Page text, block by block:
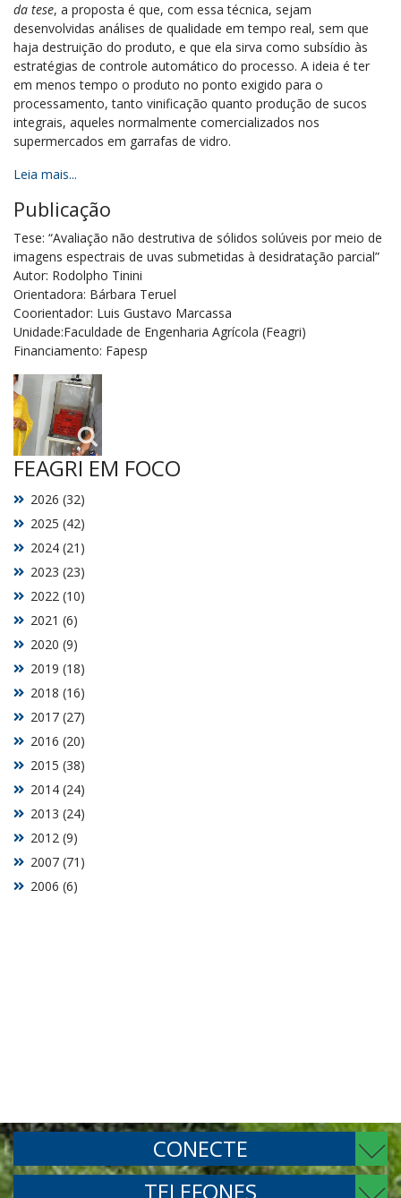
da tese, a proposta é que, com essa técnica, sejam
desenvolvidas análises de qualidade em tempo real, sem que
haja destruição do produto, e que ela sirva como subsídio às
estratégias de controle automático do processo. A ideia é ter
em menos tempo o produto no ponto exigido para o
processamento, tanto vinificação quanto produção de sucos
integrais, aqueles normalmente comercializados nos
supermercados em garrafas de vidro.
Leia mais...
Publicação
Tese: “Avaliação não destrutiva de sólidos solúveis por meio de
imagens espectrais de uvas submetidas à desidratação parcial”
Autor: Rodolpho Tinini
Orientadora: Bárbara Teruel
Coorientador: Luis Gustavo Marcassa
Unidade:Faculdade de Engenharia Agrícola (Feagri)
Financiamento: Fapesp
FEAGRI EM FOCO
2006 (6)
2007 (71)
2012 (9)
2013 (24)
2014 (24)
2015 (38)
2016 (20)
2017 (27)
2018 (16)
2019 (18)
2020 (9)
2021 (6)
2022 (10)
2023 (23)
2024 (21)
2025 (42)
2026 (32)
CONECTE
TELEFONES